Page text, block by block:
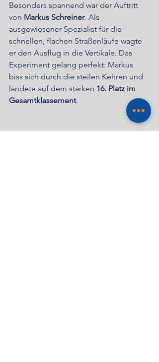
Besonders spannend war der Auftritt
von Markus Schreiner. Als
ausgewiesener Spezialist für die
schnellen, flachen Straßenläufe wagte
er den Ausflug in die Vertikale. Das
Experiment gelang perfekt: Markus
biss sich durch die steilen Kehren und
landete auf dem starken 16. Platz im
Gesamtklassement.